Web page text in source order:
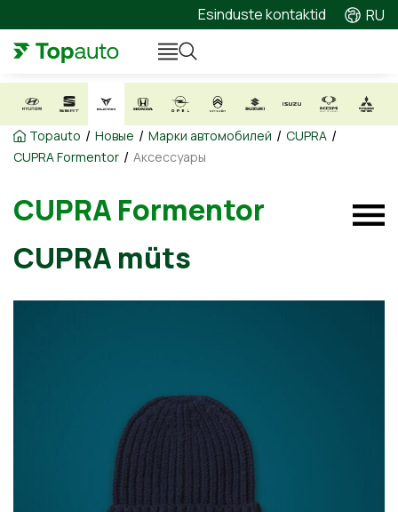
Esinduste kontaktid RU
Topauto / Новые / Марки автомобилей / CUPRA /
CUPRA Formentor / Аксессуары
CUPRA Formentor
CUPRA müts